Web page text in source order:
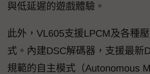
與低延遲的遊戲體驗。
此外，VL605支援LPCM及各種
式。內建DSC解碼器，支援最新
規範的自主模式（Autonomous